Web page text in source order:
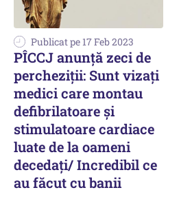
Publicat pe 17 Feb 2023
PÎCCJ anunță zeci de
percheziții: Sunt vizați
medici care montau
defibrilatoare şi
stimulatoare cardiace
luate de la oameni
decedaţi/ Incredibil ce
au făcut cu banii